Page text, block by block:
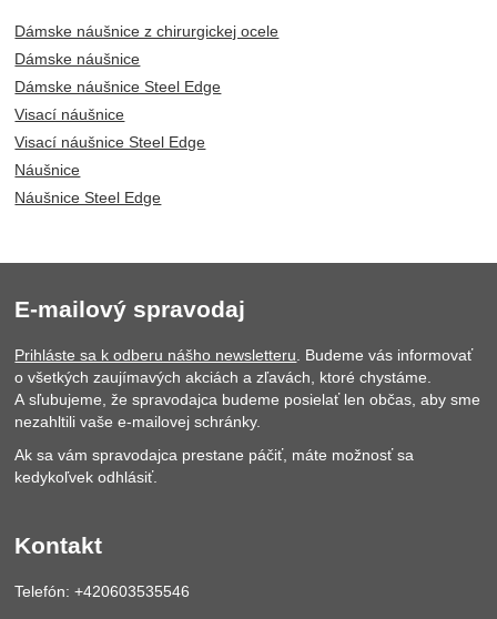
Dámske náušnice z chirurgickej ocele
Dámske náušnice
Dámske náušnice Steel Edge
Visací náušnice
Visací náušnice Steel Edge
Náušnice
Náušnice Steel Edge
E-mailový spravodaj
Prihláste sa k odberu nášho newsletteru. Budeme vás informovať
o všetkých zaujímavých akciách a zľavách, ktoré chystáme.
A sľubujeme, že spravodajca budeme posielať len občas, aby sme
nezahltili vaše e-mailovej schránky.
Ak sa vám spravodajca prestane páčiť, máte možnosť sa
kedykoľvek odhlásiť.
Kontakt
Telefón: +420603535546